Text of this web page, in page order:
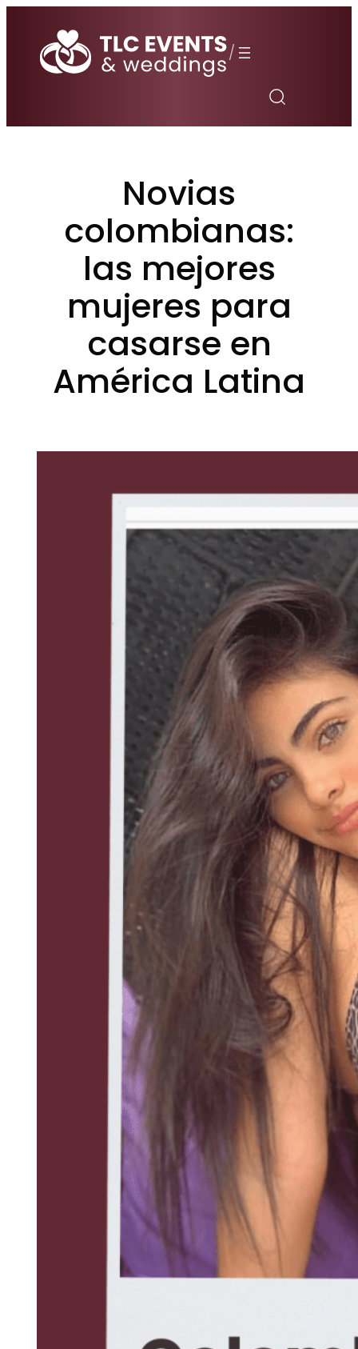
contenido
/
Novias
colombianas:
las mejores
mujeres para
casarse en
América Latina